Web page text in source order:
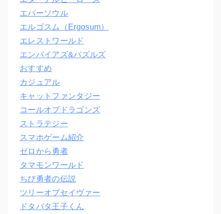
エバーソウル
エルゴスム（Ergosum）
エレストワールド
エンパイアズ&パズルズ
おすすめ
カジュアル
キャットファンタジー
コールオブドラゴンズ
ストラテジー
スマホゲーム紹介
ゼロから勇者
タマモンワールド
ちび勇者の伝説
ツリーオブセイヴァー
ドタバタ王子くん